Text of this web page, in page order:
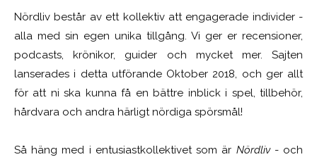
Nördliv består av ett kollektiv att engagerade individer -
alla med sin egen unika tillgång. Vi ger er recensioner,
podcasts, krönikor, guider och mycket mer. Sajten
lanserades i detta utförande Oktober 2018, och ger allt
för att ni ska kunna få en bättre inblick i spel, tillbehör,
hårdvara och andra härligt nördiga spörsmål!
Så häng med i entusiastkollektivet som är Nördliv- och